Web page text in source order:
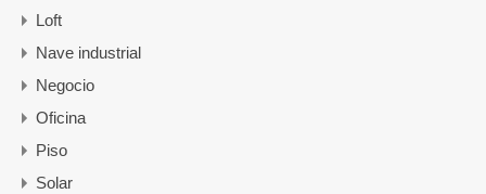
Loft
Nave industrial
Negocio
Oficina
Piso
Solar